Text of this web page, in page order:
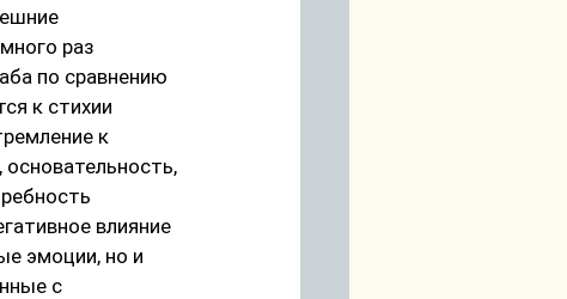
раз
по сравнению
к стихии
к
влияние
эмоции, но и
с